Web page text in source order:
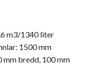
m3/1340 liter
1500 mm
mm bredd, 100 mm